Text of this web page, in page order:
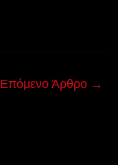
Επόμενο Άρθρο →